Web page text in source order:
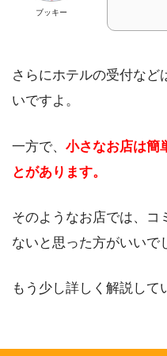
ブッキー
さらにホテルの受付など
いですよ。
一方で、 小さなお店は簡
とがあります。
そのようなお店では、コ
ないと思った方がいいで
もう少し詳しく解説して